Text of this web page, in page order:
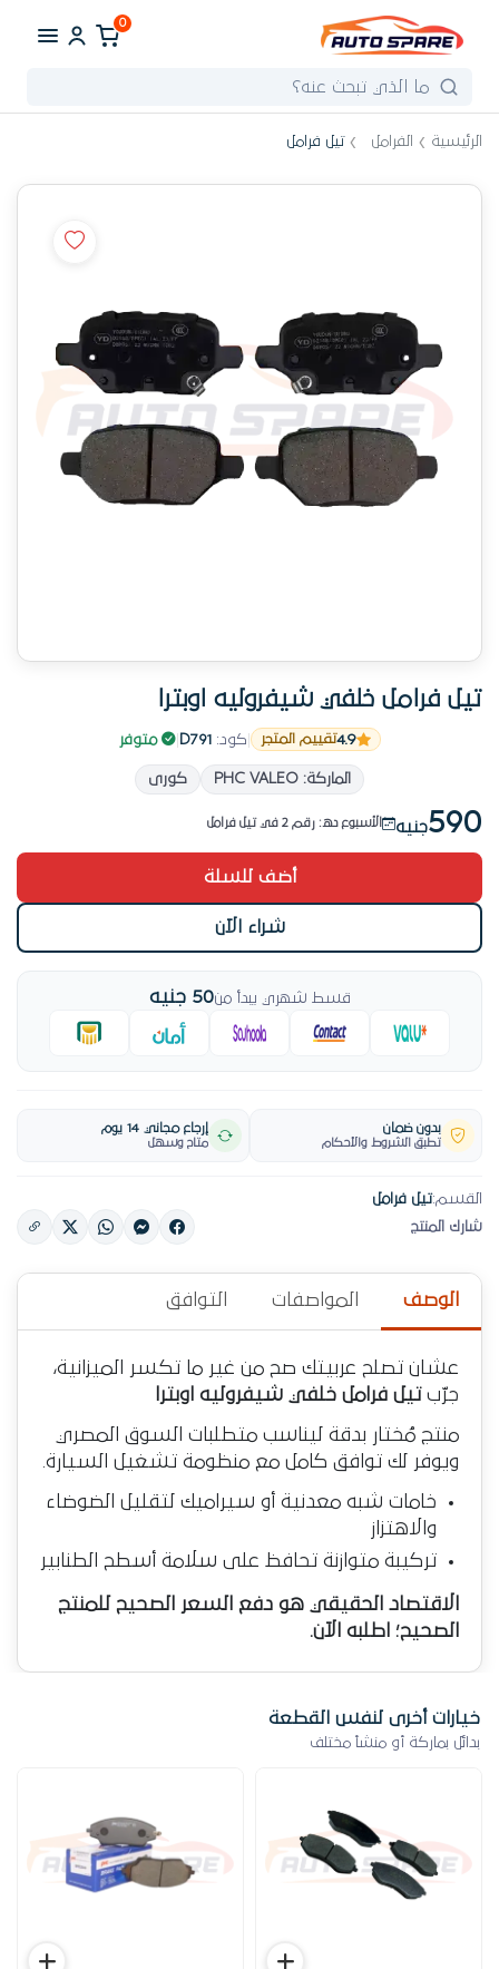
0
الرئيسية الفرامل تيل فرامل
تيل فرامل خلفي شيفروليه اوبترا
4.9تقييم المتجر كود: D791
| متوفر
الماركة: PHC VALEO كورى
590جنيه الأسبوع ده: رقم 2 في تيل فرامل
14 طلب على المنتج ده
منتج جديد في تيل فرامل
المركز 3 في تيل فرامل
أضف للسلة
شراء الآن
قسط شهري يبدأ من50 جنيه
بدون ضمان
تطبق الشروط والأحكام
إرجاع مجاني 14 يوم
متاح وسهل
القسم:تيل فرامل
شارك المنتج
الوصف المواصفات التوافق
عشان تصلح عربيتك صح من غير ما تكسر الميزانية،
جرّب تيل فرامل خلفي شيفروليه اوبترا
منتج مُختار بدقة ليناسب متطلبات السوق المصري
ويوفر لك توافق كامل مع منظومة تشغيل السيارة.
خامات شبه معدنية أو سيراميك لتقليل الضوضاء
والاهتزاز
تركيبة متوازنة تحافظ على سلامة أسطح الطنابير
الاقتصاد الحقيقي هو دفع السعر الصحيح للمنتج
الصحيح؛ اطلبه الآن.
خيارات أخرى لنفس القطعة
بدائل بماركة أو منشأ مختلف